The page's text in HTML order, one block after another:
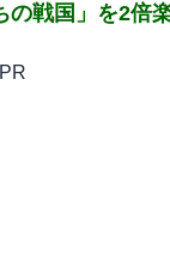
の戦国」を2倍
PR